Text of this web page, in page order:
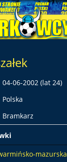
04-06-2002 (lat 24)
Polska
Bramkarz
mazurska